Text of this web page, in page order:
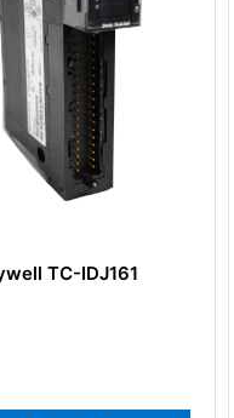
HONEYWELL MC-TAMR03